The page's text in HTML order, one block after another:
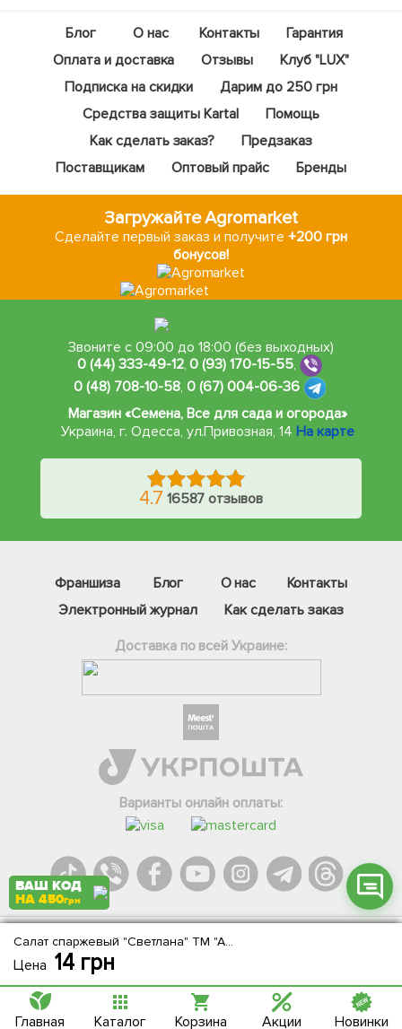
Блог О нас Контакты
Гарантия
Оплата и доставка
Отзывы
Клуб "LUX"
Подписка на скидки
Дарим до 250 грн
Средства защиты Kartal
Помощь
Как сделать заказ?
Предзаказ
Поставщикам
Оптовый прайс Бренды
Салат спаржевый "Светлана" ТМ "АЭЛИТА" 0.5г
Цена 14грн
Загружайте Agromarket
Сделайте первый заказ и получите +200 грн
бонусов!
Звоните с 09:00 до 18:00 (без выходных)
0 (44) 333-49-12,0 (93) 170-15-55,
0 (48) 708-10-58, 0 (67) 004-06-36
Магазин «Семена, Все для сада и огорода»
Украина, г. Одесса, ул.Привозная, 14 На карте
4.7 16587 отзывов
Франшиза Блог О нас
Контакты
Электронный журнал
Как сделать заказ
Доставка по всей Украине:
Варианты онлайн оплаты:
Agromarket.Copyright © 2013-2026. Все права защищены
Інстаграм
Онлайн чат
ВАШ КОД
НА 450грн
Главная Каталог Корзина Акции Новинки